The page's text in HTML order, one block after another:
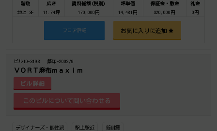
階数 広さ 賃料総額(税別) 坪単価 保証金・敷金
礼金
地上 3F
11.74坪 170,000円 14,481円 320,000円 0円
フロア詳細 お気に入りに追加
ビルID-3193 築年-2002/9
ＶＯＲＴ麻布ｍａｘｉｍ
ビル詳細
デザイナーズ・個性派 駅上駅近 新耐震